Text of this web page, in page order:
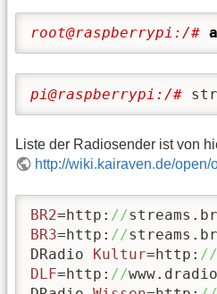
root@raspberrypi:/#
pi@raspberrypi:/#
Liste der Radiosender ist von
http://wiki.kairaven.de/open/
BR2=http: //
BR3=http: //
DRadio Kultur=http: //
DLF=http: //